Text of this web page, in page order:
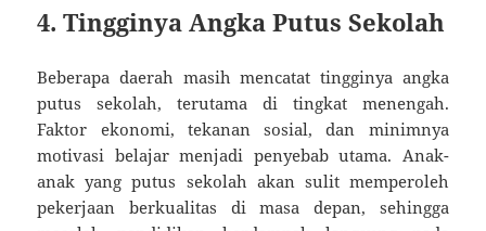
4. Tingginya Angka Putus Sekolah
Beberapa daerah masih mencatat tingginya angka
putus sekolah, terutama di tingkat menengah.
Faktor ekonomi, tekanan sosial, dan minimnya
motivasi belajar menjadi penyebab utama. Anak-
anak yang putus sekolah akan sulit memperoleh
pekerjaan berkualitas di masa depan, sehingga